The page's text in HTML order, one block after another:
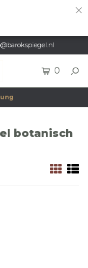
×
0
botanisch